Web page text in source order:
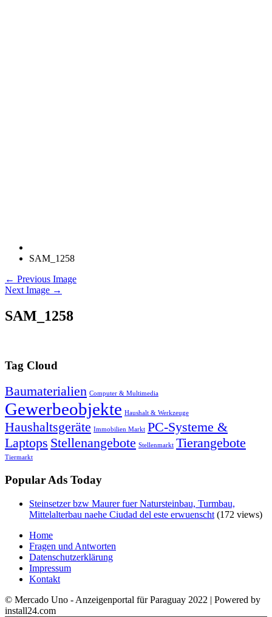
SAM_1258
← Previous Image
Next Image →
SAM_1258
Tag Cloud
Baumaterialien Computer & Multimedia
Gewerbeobjekte Haushalt & Werkzeuge
Haushaltsgeräte Immobilien Markt PC-Systeme &
Laptops Stellenangebote Stellenmarkt Tierangebote
Tiermarkt
Popular Ads Today
Steinsetzer bzw Maurer fuer Natursteinbau, Turmbau,
Mittelalterbau naehe Ciudad del este erwuenscht (172 views)
Home
Fragen und Antworten
Datenschutzerklärung
Impressum
Kontakt
© Mercado Uno - Anzeigenportal für Paraguay 2022 | Powered by
install24.com